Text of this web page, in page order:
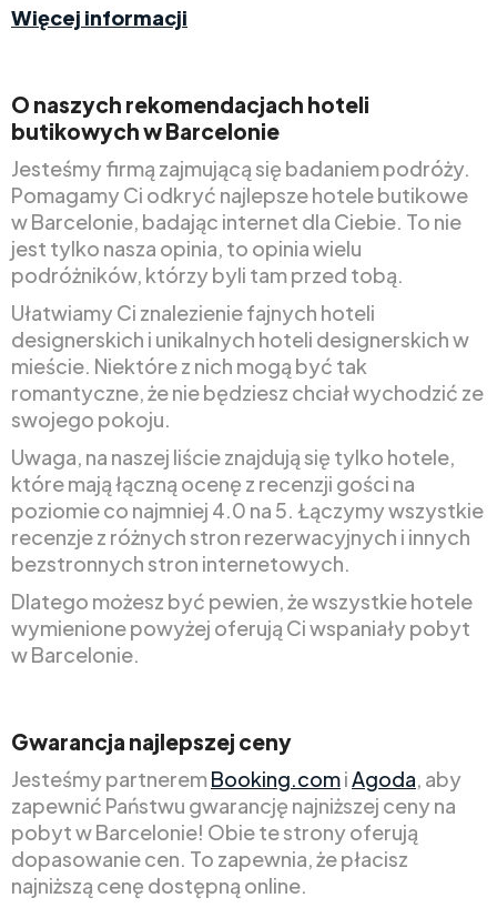
Więcej informacji
O naszych rekomendacjach hoteli
butikowych w Barcelonie
Jesteśmy firmą zajmującą się badaniem podróży.
Pomagamy Ci odkryć najlepsze hotele butikowe
w Barcelonie, badając internet dla Ciebie. To nie
jest tylko nasza opinia, to opinia wielu
podróżników, którzy byli tam przed tobą.
Ułatwiamy Ci znalezienie fajnych hoteli
designerskich i unikalnych hoteli designerskich w
mieście. Niektóre z nich mogą być tak
romantyczne, że nie będziesz chciał wychodzić ze
swojego pokoju.
Uwaga, na naszej liście znajdują się tylko hotele,
które mają łączną ocenę z recenzji gości na
poziomie co najmniej 4.0 na 5. Łączymy wszystkie
recenzje z różnych stron rezerwacyjnych i innych
bezstronnych stron internetowych.
Dlatego możesz być pewien, że wszystkie hotele
wymienione powyżej oferują Ci wspaniały pobyt
w Barcelonie.
Gwarancja najlepszej ceny
Jesteśmy partneremBooking.comiAgoda, aby
zapewnić Państwu gwarancję najniższej ceny na
pobyt w Barcelonie! Obie te strony oferują
dopasowanie cen. To zapewnia, że płacisz
najniższą cenę dostępną online.